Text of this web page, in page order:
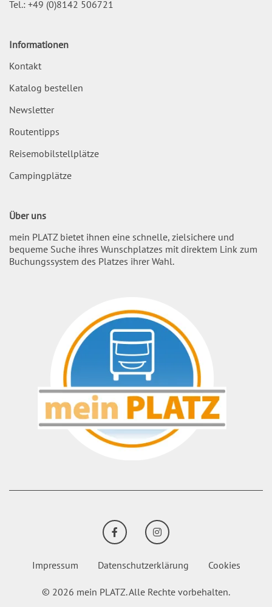
Tel.: +49 (0)8142 506721
Informationen
Kontakt
Katalog bestellen
Newsletter
Routentipps
Reisemobilstellplätze
Campingplätze
Über uns
mein PLATZ bietet ihnen eine schnelle, zielsichere und
bequeme Suche ihres Wunschplatzes mit direktem Link zum
Buchungssystem des Platzes ihrer Wahl.
FACEBOOKINSTAGRAM
Impressum Datenschutzerklärung Cookies
© 2026 mein PLATZ.Alle Rechte vorbehalten.